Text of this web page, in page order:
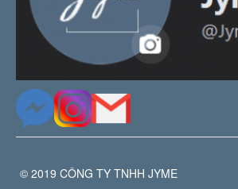
© 2019 CÔNG TY TNHH JYME